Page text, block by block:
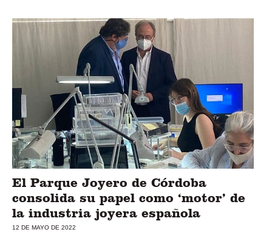
El Parque Joyero de Córdoba
consolida su papel como ‘motor’ de
la industria joyera española
12 DE MAYO DE 2022